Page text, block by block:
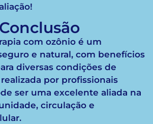
Conclusão
com ozônio é um
e natural, com benefícios
diversas condições de
por profissionais
ser uma excelente aliada na
circulação e